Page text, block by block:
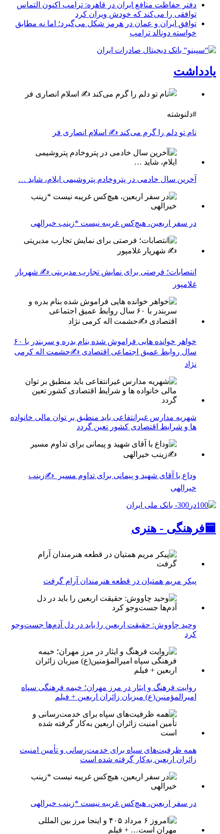
دفتر حفاظت منافع ایران در قاهره: ترامپ اکنون التماس
توافقی را می‌کند که خودش ویران کرد
توافق ایران و عمان در هرمز شکل می‌گیرد؛ اما نه مطابق
خواسته دونالد ترامپ
یادداشت
#دلنوشته
نام تو دلم را گرم می‌کند ✍️ اسلام انصاری فر
آخرین سال خادمی در پتروخادم پتروشیمی ایلام، شاید …
در سفر اربعین، هیچ‌کس غریبه نیست *زینب خیرالهی
انتصابات؛ فرصتی برای نمایش تجارب مدیریتی ✍ شهریار
غلامپور
خواهر خوانده هایی فراموش شده بنام بدره و سربندر با ۶۰
سال روابط عمیق اجتماعی اقتصادی ✍حشمت اله کرمی
نژاد
شهریه مدارس غیرانتفاعی باید منطبق بر توان مالی خانواده
ها و شرایط اقتصادی کشور تعین گردد
وداع با آقای شهید و پیمانی برای تداوم مسیر ✍زینب
خیرالهی
🟦فرهنگی - هنری
پیکر مریم همتیان در قطعه هنرمندان آرام گرفت
وحید چاووش: حقیقت اربعین را باید در دل آدم‌ها جست‌وجو
کرد
روایت فرهنگ و ایثار در مرز مهران؛ خیمه فرهنگی سپاه
امیرالمؤمنین(ع) میزبان زائران اربعین + فیلم
همه ظرفیت‌های سپاه برای خدمت‌رسانی و تأمین امنیت
زائران اربعین به‌کار گرفته شده است
در سفر اربعین، هیچ‌کس غریبه نیست *زینب خیرالهی